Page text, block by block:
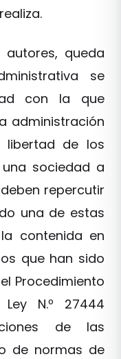
queda
se
con la que
administración
libertad de los
sociedad a
repercutir
una de estas
contenida en
que han sido
Procedimiento
N.º 27444
de las
de normas de